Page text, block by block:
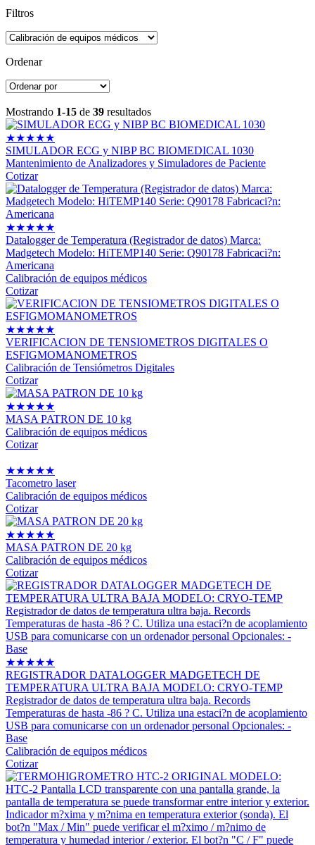
Filtros
Ordenar
Mostrando 1-15 de 39 resultados
★★★★★
SIMULADOR ECG y NIBP BC BIOMEDICAL 1030
Mantenimiento de Analizadores y Simuladores de Paciente
Cotizar
★★★★★
Datalogger de Temperatura (Registrador de datos) Marca:
Madgetech Modelo: HiTEMP140 Serie: Q90178 Fabricaci?n:
Americana
Calibración de equipos médicos
Cotizar
★★★★★
VERIFICACION DE TENSIOMETROS DIGITALES O
ESFIGMOMANOMETROS
Calibración de Tensiómetros Digitales
Cotizar
★★★★★
MASA PATRON DE 10 kg
Calibración de equipos médicos
Cotizar
★★★★★
Tacometro laser
Calibración de equipos médicos
Cotizar
★★★★★
MASA PATRON DE 20 kg
Calibración de equipos médicos
Cotizar
★★★★★
REGISTRADOR DATALOGGER MADGETECH DE
TEMPERATURA ULTRA BAJA MODELO: CRYO-TEMP
Registrador de datos de temperatura ultra baja. Records
Temperaturas de hasta -86 ? C. Utiliza una estaci?n de acoplamiento
USB para comunicarse con un ordenador personal Opcionales: -
Base
Calibración de equipos médicos
Cotizar